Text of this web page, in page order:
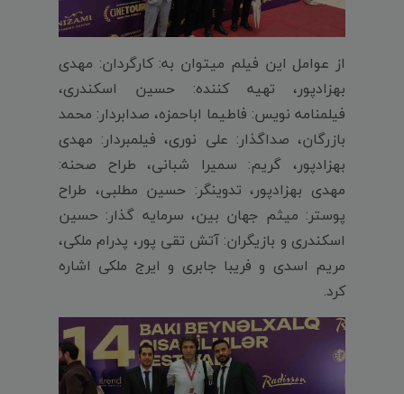
از عوامل این فیلم میتوان به: کارگردان: مهدی
بهزادپور، تهیه کننده: حسین اسکندری،
فیلمنامه نویس: فاطیما اباحمزه، صدابردار: محمد
بازرگان، صداگذار: علی نوری، فیلمبردار: مهدی
بهزادپور، گریم: سمیرا شبانی، طراح صحنه:
مهدی بهزادپور، تدوینگر: حسین مطلبی، طراح
پوستر: میثم جهان بین، سرمایه گذار: حسین
اسکندری و بازیگران: آتش تقی پور، پدرام ملکی،
مریم اسدی و فریبا جابری و ایرج ملکی اشاره
کرد.